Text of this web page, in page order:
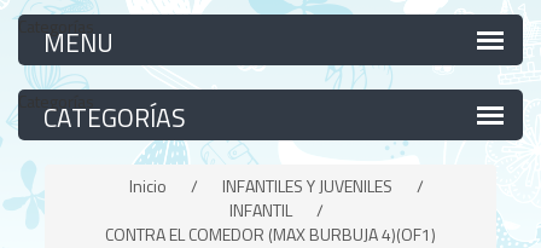
Categorías
Categorías
Inicio / INFANTILES Y JUVENILES
/
INFANTIL
/
CONTRA EL COMEDOR (MAX BURBUJA 4)(OF1)